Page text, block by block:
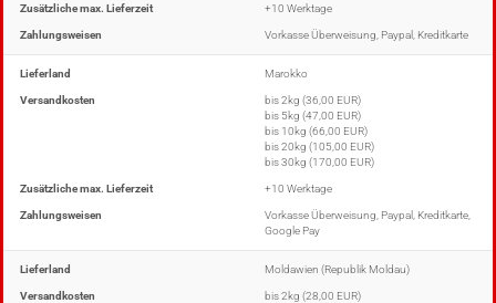
Zusätzliche max. Lieferzeit +10 Werktage
Zahlungsweisen Vorkasse Überweisung, Paypal, Kreditkarte
Lieferland Marokko
Versandkosten
bis 2kg (36,00 EUR)
bis 5kg (47,00 EUR)
bis 10kg (66,00 EUR)
bis 20kg (105,00 EUR)
bis 30kg (170,00 EUR)
Zusätzliche max. Lieferzeit +10 Werktage
Zahlungsweisen
Vorkasse Überweisung, Paypal, Kreditkarte,
Google Pay
Lieferland Moldawien (Republik Moldau)
Versandkosten
bis 2kg (28,00 EUR)